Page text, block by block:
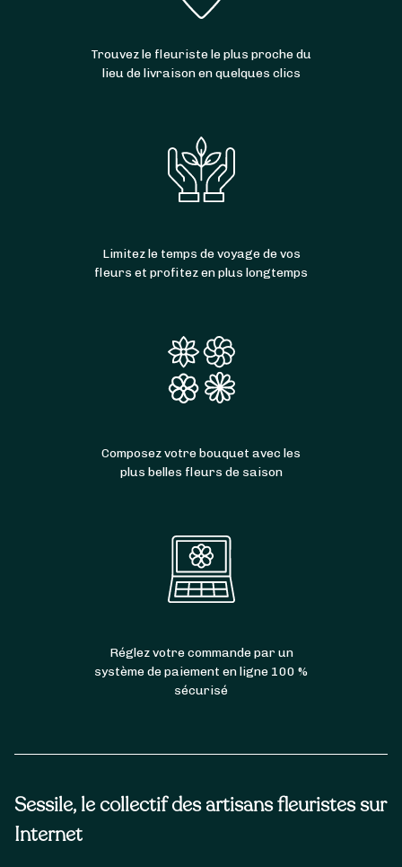
Sessile, le collectif des artisans fleuristes sur
Internet
Trouvez le fleuriste le plus proche du
lieu de livraison en quelques clics
Limitez le temps de voyage de vos
fleurs et profitez en plus longtemps
Composez votre bouquet avec les
plus belles fleurs de saison
Réglez votre commande par un
système de paiement en ligne 100 %
sécurisé